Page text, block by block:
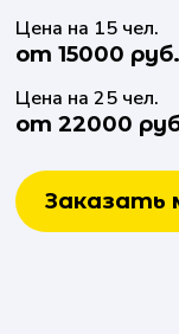
Цена на 15 чел.
от 15000 руб.
Цена на 25 чел.
от 22000
Заказать